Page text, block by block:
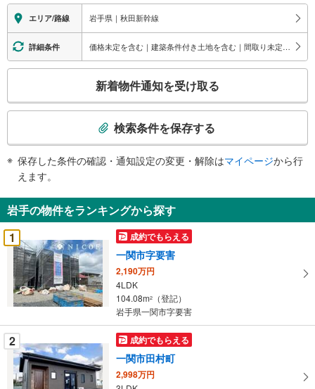
各店舗ではキッズスペースも完備！お子様連れのご家族様で是非お越しく
ださい。
営業時間:10:00～18:00（定休日火・水曜日※店舗により変動あり）
エリア/路線 岩手県｜秋田新幹線
詳細条件 価格未定を含む｜建築条件付き土地を含む｜間取り未定を含む｜吹き抜け
検
知
を
受
け
取
る
・
条
件
を
マ
イ
ペ
新着物件通知を受け取る
検索条件を保存する
保存した条件の確認・通知設定の変更・解除はマイページから行
えます。
岩手の物件をランキングから探す
1
成約でもらえる
一関市字要害
2,190万円
4LDK
104.08m2
（登記）
岩手県一関市字要害
2 成約でもらえる
一関市田村町
2,998万円